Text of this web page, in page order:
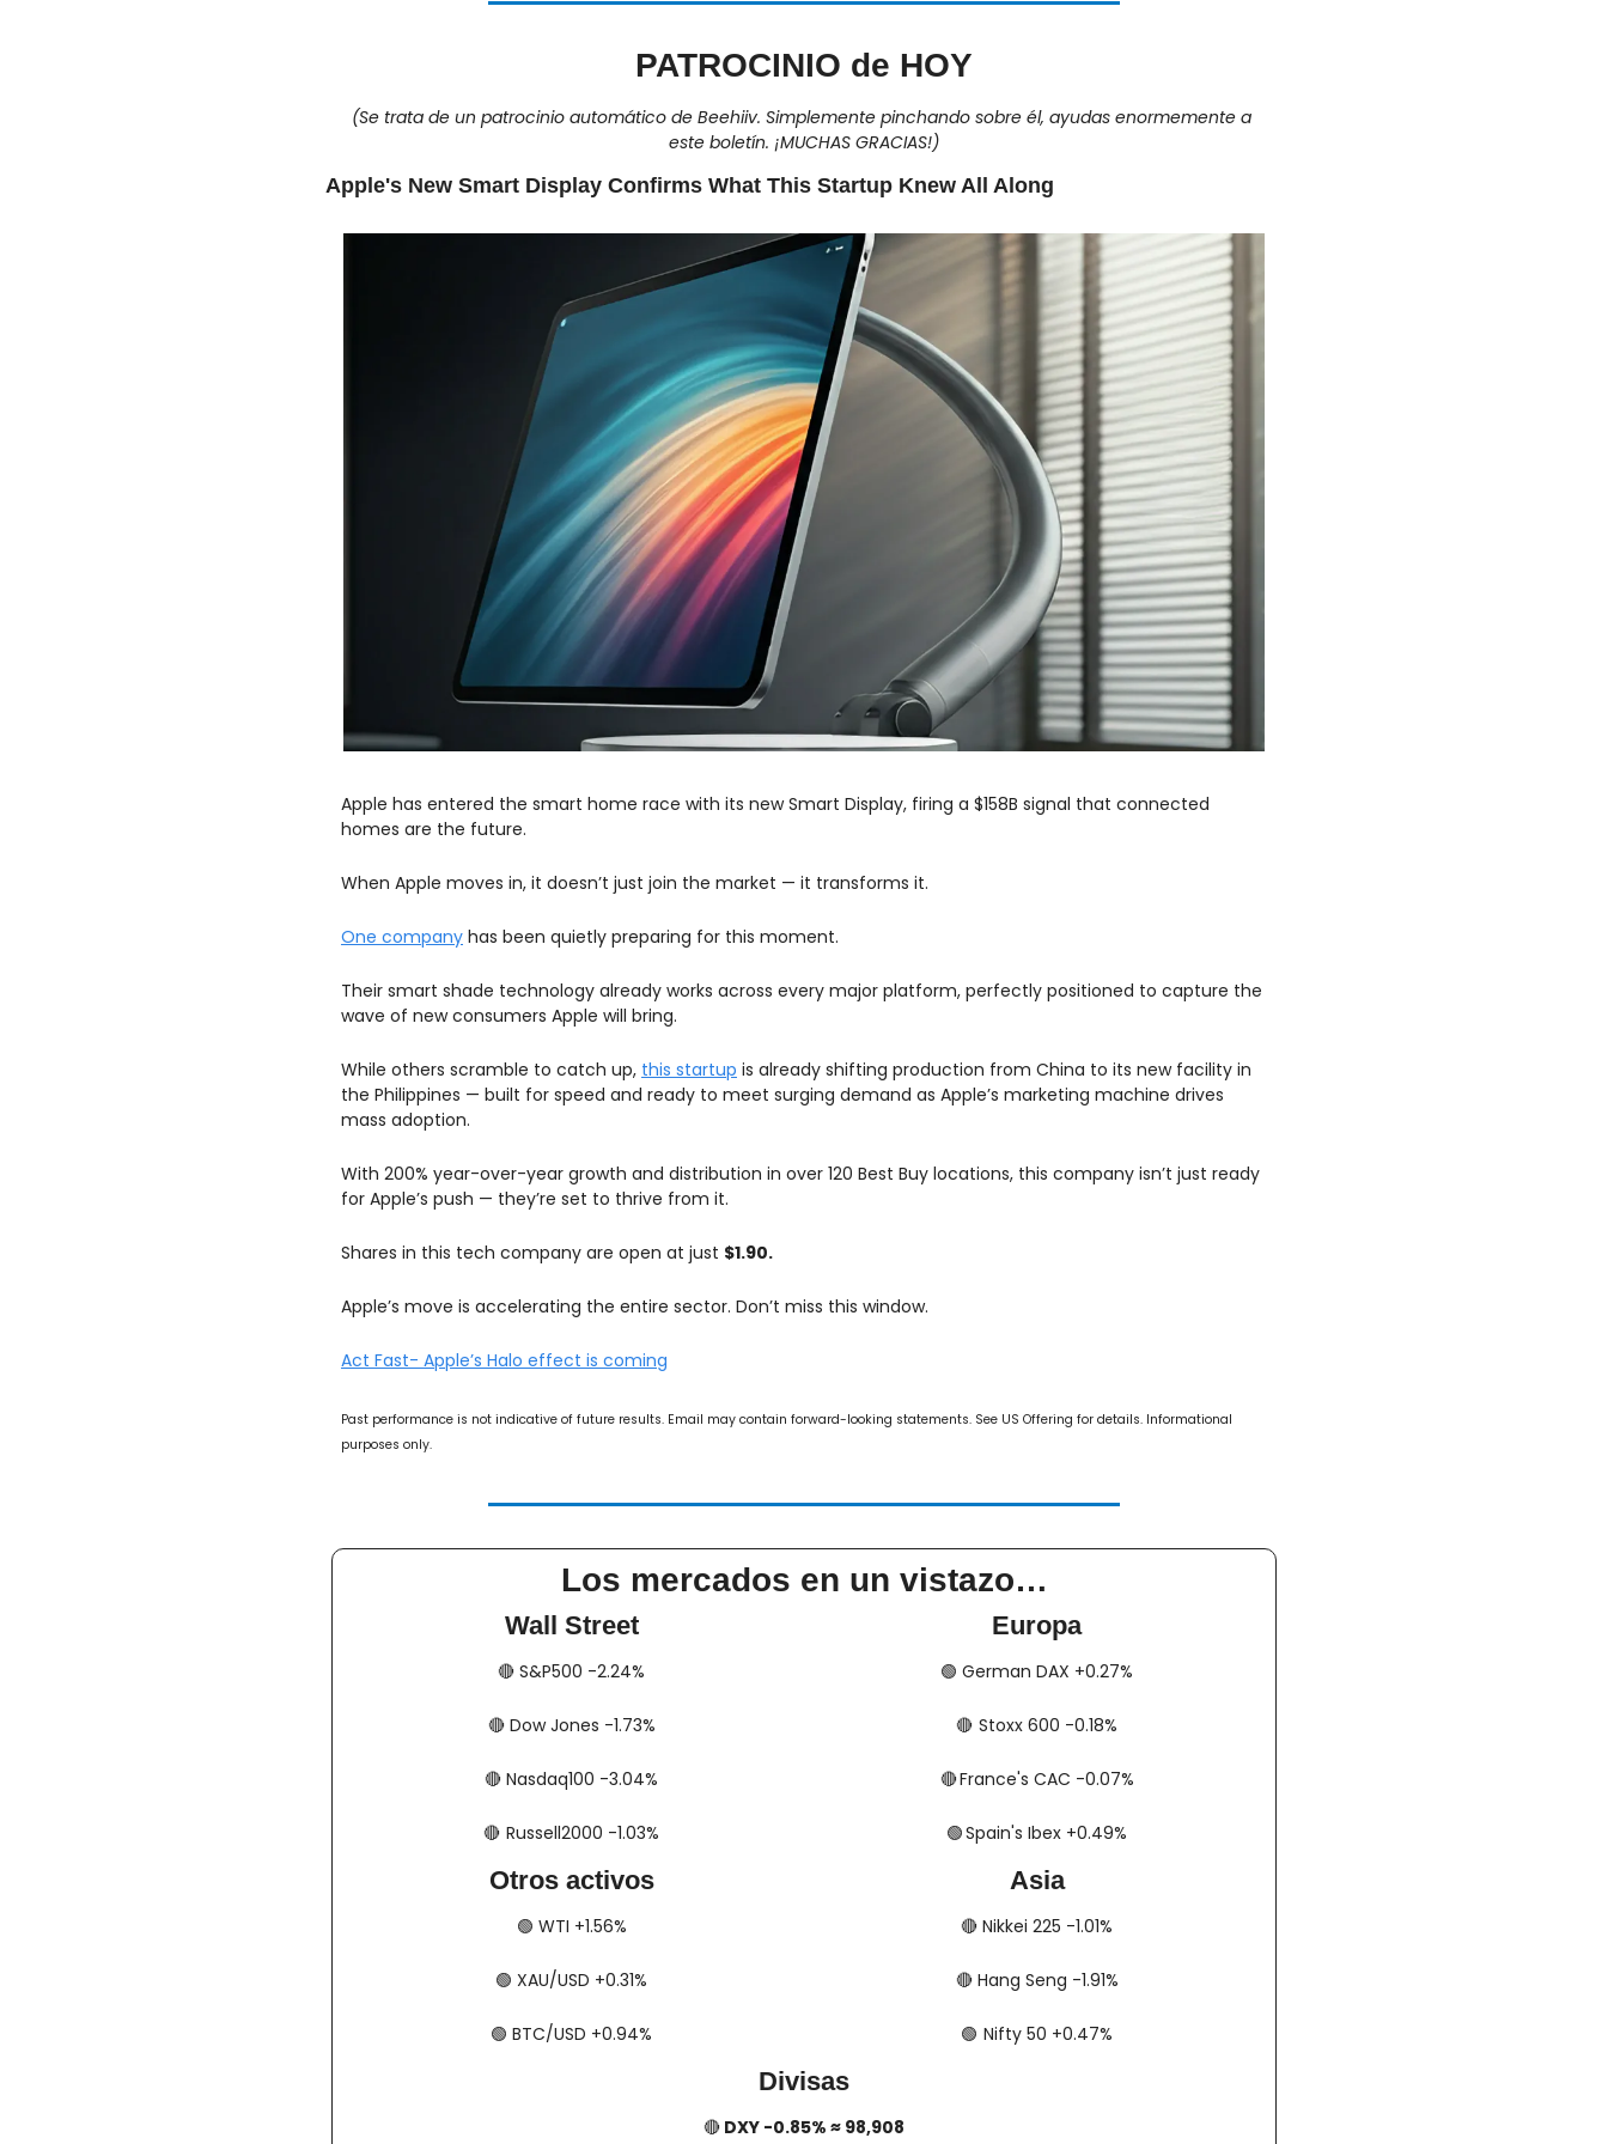
PATROCINIO de HOY
(Se trata de un patrocinio automático de Beehiiv. Simplemente pinchando sobre él, ayudas enormemente a
este boletín. ¡MUCHAS GRACIAS!)
Apple's New Smart Display Confirms What This Startup Knew All Along
Apple has entered the smart home race with its new Smart Display, firing a $158B signal that connected
homes are the future.
When Apple moves in, it doesn’t just join the market — it transforms it.
One company has been quietly preparing for this moment.
Their smart shade technology already works across every major platform, perfectly positioned to capture the
wave of new consumers Apple will bring.
While others scramble to catch up, this startup is already shifting production from China to its new facility in
the Philippines — built for speed and ready to meet surging demand as Apple’s marketing machine drives
mass adoption.
With 200% year-over-year growth and distribution in over 120 Best Buy locations, this company isn’t just ready
for Apple’s push — they’re set to thrive from it.
Shares in this tech company are open at just $1.90.
Apple’s move is accelerating the entire sector. Don’t miss this window.
Act Fast- Apple’s Halo effect is coming
Past performance is not indicative of future results. Email may contain forward-looking statements. See US Offering for details. Informational
purposes only.
Los mercados en un vistazo…
Wall Street
🔴 ​​​​ S&P500 -2.24%
🔴​​​​ Dow Jones -1.73%
🔴 ​​​​ Nasdaq100 -3.04%
🔴 ​​​  Russell2000 -1.03%
Otros activos
🟢 ​​​​ WTI +1.56%
🟢 ​​​​ XAU/USD +0.31%
🟢 ​​​​ BTC/USD +0.94%
Europa
🟢 ​​​​​​ German DAX +0.27%
🔴 ​​​​​​​​  Stoxx 600 -0.18%
🔴​​​​  France's CAC -0.07%
🟢​​​​​​​​  Spain's Ibex +0.49%
Asia
🔴 ​​​​ Nikkei 225 -1.01%
🔴​​​​ Hang Seng -1.91%
🟢 ​​​  Nifty 50 +0.47%
Divisas
🔴 DXY -0.85% ≈ 98,908